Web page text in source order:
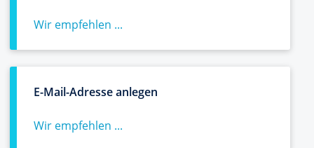
Wir empfehlen ...
E-Mail-Adresse anlegen
Wir empfehlen ...